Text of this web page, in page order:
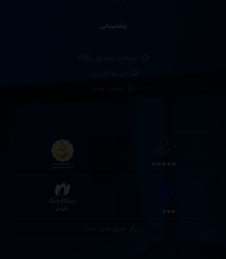
پشتیبانی
سوالات متداول FAQ
حریم کاربران
دیگر مجوزهای لاندا